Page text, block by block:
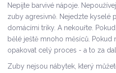
Nepijte barvivé nápoje.
zuby agresivně. Nejedzte kyselé
domácími triky. A nekouřte.
bělé ještě mnoho měsíců. Pokud
opakovat celý proces - a to za
Zuby nejsou nábytek, který